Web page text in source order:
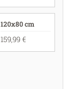
120x80 cm
159,99 €